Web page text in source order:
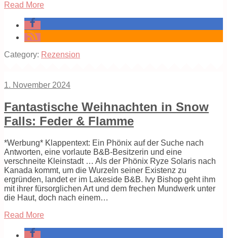
Read More
Category: Rezension
1. November 2024
Fantastische Weihnachten in Snow
Falls: Feder & Flamme
*Werbung* Klappentext: Ein Phönix auf der Suche nach
Antworten, eine vorlaute B&B-Besitzerin und eine
verschneite Kleinstadt … Als der Phönix Ryze Solaris nach
Kanada kommt, um die Wurzeln seiner Existenz zu
ergründen, landet er im Lakeside B&B. Ivy Bishop geht ihm
mit ihrer fürsorglichen Art und dem frechen Mundwerk unter
die Haut, doch nach einem…
Read More